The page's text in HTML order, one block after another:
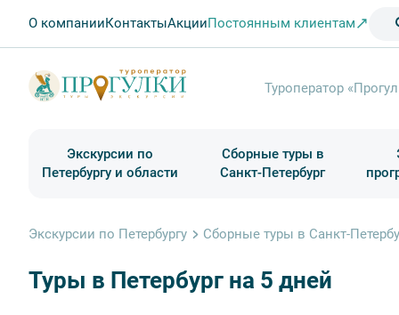
О компанииКонтактыАкцииПостоянным клиентам
Туроператор
Экскурсии по
Петербургу и области
Сборные туры в
Санкт-Петербург
Экскурсии по Петербургу Сборные туры в Санкт-
Туры в Петербург на 5 дней